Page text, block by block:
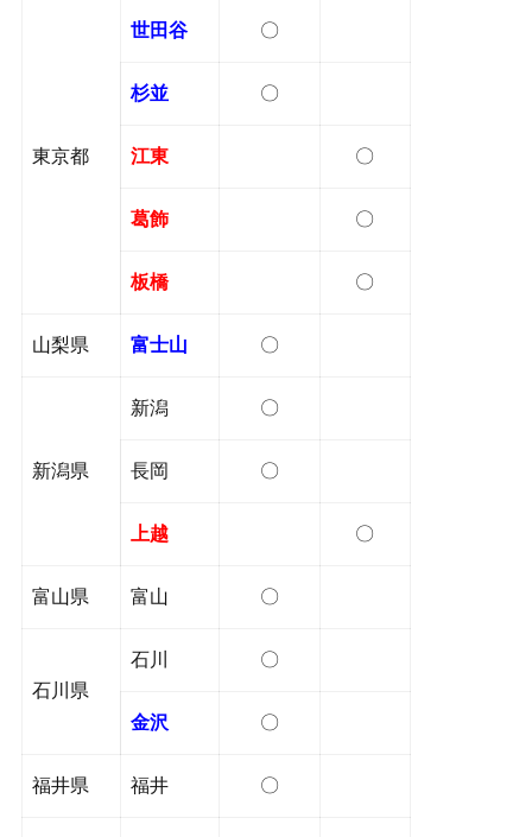
東京都
世田谷 〇
杉並 〇
江東 〇
葛飾 〇
板橋 〇
山梨県 富士山 〇
新潟県
新潟 〇
長岡 〇
上越 〇
富山県 富山 〇
石川県
石川 〇
金沢 〇
福井県 福井 〇